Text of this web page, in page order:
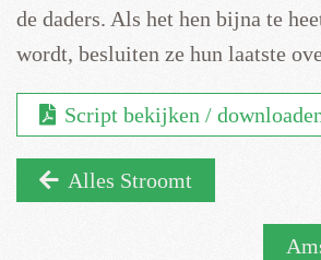
de daders. Als het hen bijna te
wordt, besluiten ze hun laatste
Script bekijken /
Alles Stroomt